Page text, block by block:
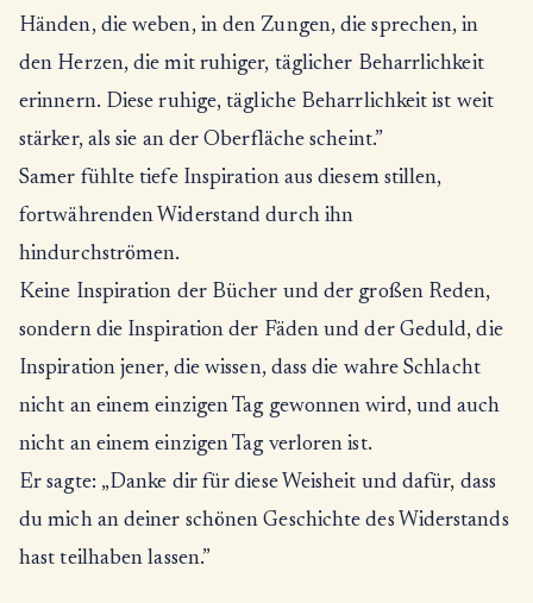
Händen, die weben, in den Zungen, die sprechen, in
den Herzen, die mit ruhiger, täglicher Beharrlichkeit
erinnern. Diese ruhige, tägliche Beharrlichkeit ist weit
stärker, als sie an der Oberfläche scheint.”
Samer fühlte tiefe Inspiration aus diesem stillen,
fortwährenden Widerstand durch ihn
hindurchströmen.
Keine Inspiration der Bücher und der großen Reden,
sondern die Inspiration der Fäden und der Geduld, die
Inspiration jener, die wissen, dass die wahre Schlacht
nicht an einem einzigen Tag gewonnen wird, und auch
nicht an einem einzigen Tag verloren ist.
Er sagte: „Danke dir für diese Weisheit und dafür, dass
du mich an deiner schönen Geschichte des Widerstands
hast teilhaben lassen.”